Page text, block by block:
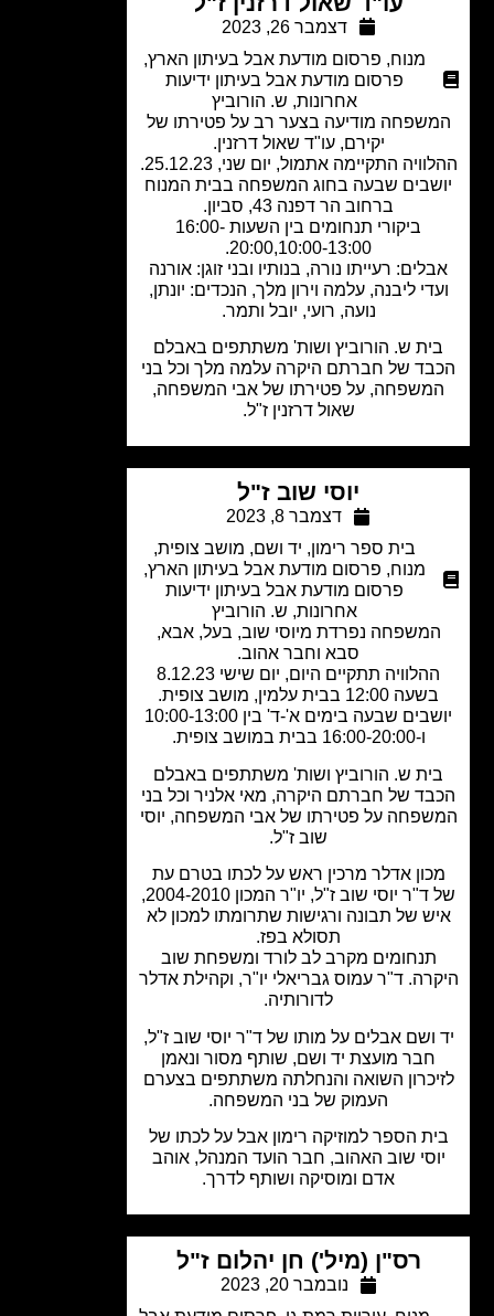
דצמבר 26, 2023
פרסום מודעת אבל בעיתון הארץ,
פרסום מודעת אבל בעיתון ידיעות
אחרונות,ש. הורוביץ
מודיעה בצער רב על פטירתו של
יקירם, עו"ד שאול דרזנין.
התקיימה אתמול, יום שני, 25.12.23.
שבעה בחוג המשפחה בבית המנוח
ברחוב הר דפנה 43, סביון.
ביקורי תנחומים בין השעות 16:00-
20:00,10:00-13:00.
רעייתו נורה, בנותיו ובני זוגן: אורנה
ליבנה, עלמה וירון מלך, הנכדים: יונתן,
נועה, רועי, יובל ותמר.
ש. הורוביץ ושות' משתתפים באבלם
של חברתם היקרה עלמה מלך וכל בני
על פטירתו של אבי המשפחה,
שאול דרזנין ז"ל.
יוסי שוב ז"ל
דצמבר 8, 2023
בית ספר רימון,יד ושם, מושב צופית,
מנוח, פרסום מודעת אבל בעיתון הארץ,
פרסום מודעת אבל בעיתון ידיעות
אחרונות,ש. הורוביץ
נפרדת מיוסי שוב, בעל, אבא,
סבא וחבר אהוב.
ההלוויה תתקיים היום, יום שישי 8.12.23
יושבים שבעה בימים א'-ד' בין 10:00-13:00
ש. הורוביץ ושות' משתתפים באבלם
של חברתם היקרה, מאי אלניר וכל בני
על פטירתו של אבי המשפחה, יוסי
אדלר מרכין ראש על לכתו בטרם עת
של ד"ר יוסי שוב ז"ל, יו"ר המכון 2004-2010,
של תבונה ורגישות שתרומתו למכון לא
תסולא בפז.
תנחומים מקרב לב לורד ומשפחת שוב
ד"ר עמוס גבריאלי יו"ר, וקהילת אדלר
לדורותיה.
ושם אבלים על מותו של ד"ר יוסי שוב ז"ל,
חבר מועצת יד ושם, שותף מסור ונאמן
השואה והנחלתה משתתפים בצערם
העמוק של בני המשפחה.
הספר למוזיקה רימון אבל על לכתו של
שוב האהוב, חבר הועד המנהל, אוהב
אדם ומוסיקה ושותף לדרך.
רס"ן (מיל') חן יהלום ז"ל
נובמבר 20, 2023